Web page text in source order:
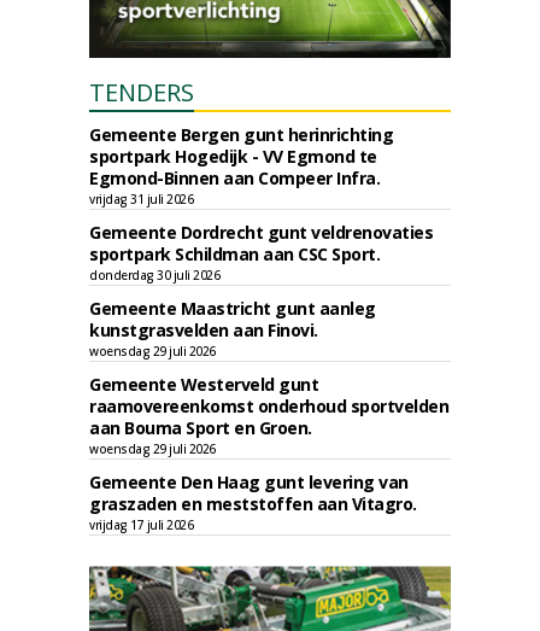
TENDERS
Gemeente Bergen gunt herinrichting
sportpark Hogedijk - VV Egmond te
Egmond-Binnen aan Compeer Infra.
vrijdag 31 juli 2026
Gemeente Dordrecht gunt veldrenovaties
sportpark Schildman aan CSC Sport.
donderdag 30 juli 2026
Gemeente Maastricht gunt aanleg
kunstgrasvelden aan Finovi.
woensdag 29 juli 2026
Gemeente Westerveld gunt
raamovereenkomst onderhoud sportvelden
aan Bouma Sport en Groen.
woensdag 29 juli 2026
Gemeente Den Haag gunt levering van
graszaden en meststoffen aan Vitagro.
vrijdag 17 juli 2026